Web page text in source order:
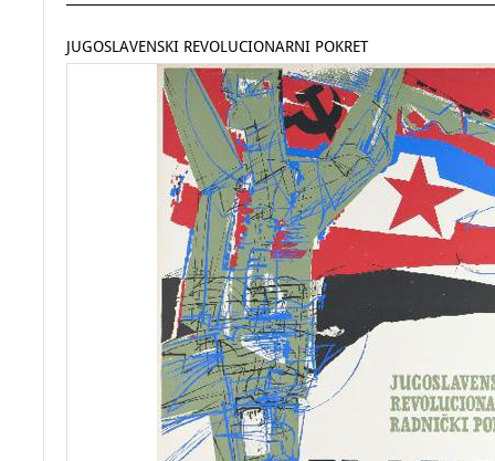
JUGOSLAVENSKI REVOLUCIONARNI POKRET